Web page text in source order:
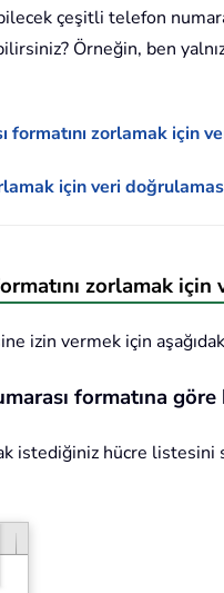
çeşitli telefon
Örneğin, ben
zorlamak için
için veri
zorlamak için
izin vermek için
formatına
istediğiniz hücre listesini